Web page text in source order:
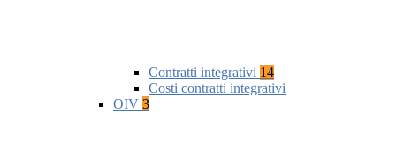
Contratti integrativi 14
Costi contratti integrativi
OIV 3